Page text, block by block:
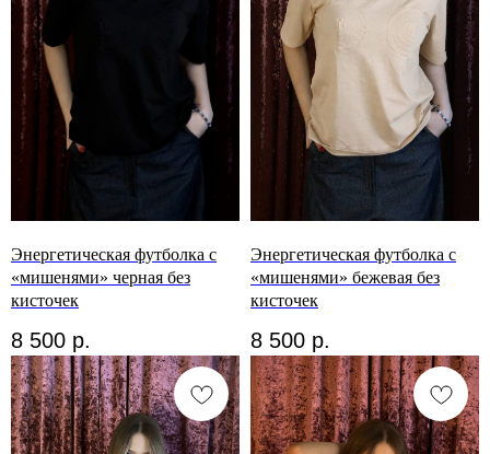
Энергетическая футболка с
«мишенями» черная без
кисточек
8 500 р.
Энергетическая футболка с
«мишенями» бежевая без
кисточек
8 500 р.